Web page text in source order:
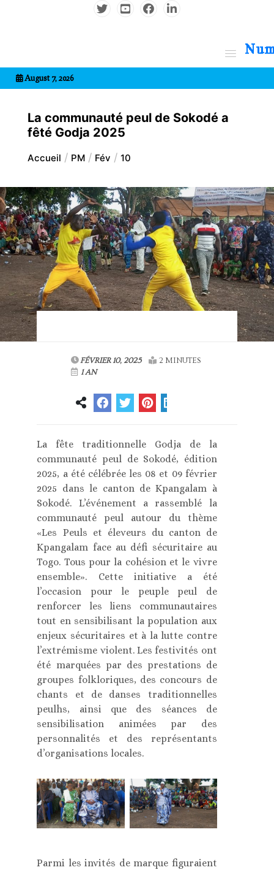
August 7, 2026
La communauté peul de Sokodé a
fêté Godja 2025
Accueil PM Fév 10
FÉVRIER 10, 2025
2 MINUTES
1 AN
La fête traditionnelle Godja de la
communauté peul de Sokodé, édition
2025, a été célébrée les 08 et 09 février
2025 dans le canton de Kpangalam à
Sokodé. L’événement a rassemblé la
communauté peul autour du thème
«Les Peuls et éleveurs du canton de
Kpangalam face au défi sécuritaire au
Togo. Tous pour la cohésion et le vivre
ensemble». Cette initiative a été
l’occasion pour le peuple peul de
renforcer les liens communautaires
tout en sensibilisant la population aux
enjeux sécuritaires et à la lutte contre
l’extrémisme violent. Les festivités ont
été marquées par des prestations de
groupes folkloriques, des concours de
chants et de danses traditionnelles
peulhs, ainsi que des séances de
sensibilisation animées par des
personnalités et des représentants
d’organisations locales.
Parmi les invités de marque figuraient